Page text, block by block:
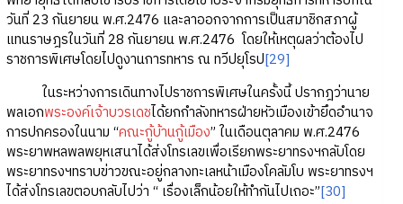
วันที่ 23 กันยายน พ.ศ.2476 และลาออกจากการเป็นสมาชิกสภาผู้
แทนราษฎรในวันที่ 28 กันยายน พ.ศ.2476 โดยให้เหตุผลว่าต้องไป
ราชการพิเศษโดยไปดูงานการทหาร ณ ทวีปยุโรป[29]
ในระหว่างการเดินทางไปราชการพิเศษในครั้งนี้ ปรากฎว่านาย
พลเอกพระองค์เจ้าบวรเดชได้ยกกำลังทหารฝ่ายหัวเมืองเข้ายึดอำนาจ
การปกครองในนาม “คณะกู้บ้านกู้เมือง” ในเดือนตุลาคม พ.ศ.2476
พระยาพหลพลพยุหเสนาได้ส่งโทรเลขเพื่อเรียกพระยาทรงฯกลับโดย
พระยาทรงฯทราบข่าวขณะอยู่กลางทะเลหน้าเมืองโคลัมโบ พระยาทรงฯ
ได้ส่งโทรเลขตอบกลับไปว่า “ เรื่องเล็กน้อยให้ทำกันไปเถอะ”[30]